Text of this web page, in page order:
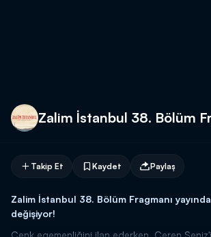
Zalim İstanbul 38. Bölüm
Takip Et Kaydet Paylaş
Zalim İstanbul 38. Bölüm Fragmanı
değişiyor!
Cenk egemenliğini ilan ederken, Ceren